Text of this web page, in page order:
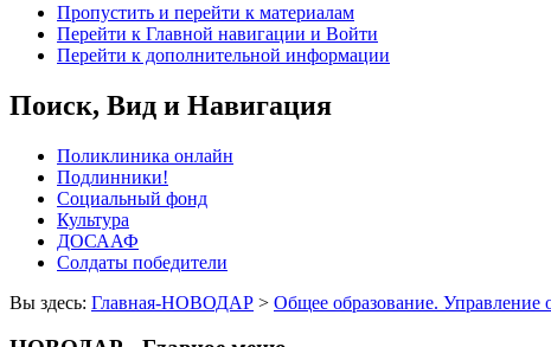
Пропустить и перейти к материалам
Перейти к Главной навигации и Войти
Перейти к дополнительной информации
Поиск, Вид и Навигация
Поликлиника онлайн
Подлинники!
Социальный фонд
Культура
ДОСААФ
Солдаты победители
Вы здесь: Главная-НОВОДАР > Общее образование. Управление